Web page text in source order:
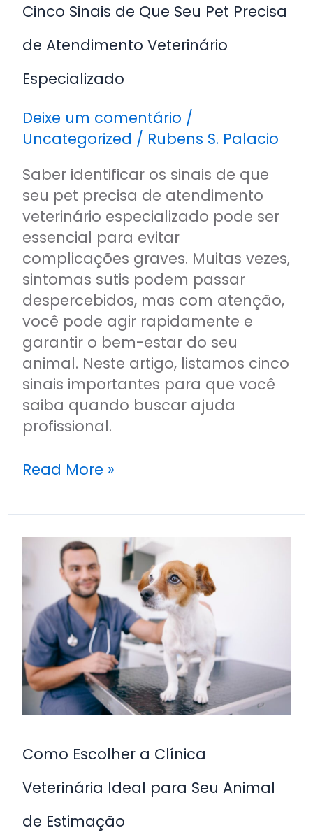
Cinco Sinais de Que Seu Pet Precisa
de Atendimento Veterinário
Especializado
Deixe um comentário /
Uncategorized / Rubens S. Palacio
Saber identificar os sinais de que
seu pet precisa de atendimento
veterinário especializado pode ser
essencial para evitar
complicações graves. Muitas vezes,
sintomas sutis podem passar
despercebidos, mas com atenção,
você pode agir rapidamente e
garantir o bem-estar do seu
animal. Neste artigo, listamos cinco
sinais importantes para que você
saiba quando buscar ajuda
profissional.
Especializado
Read More »
Como Escolher a Clínica
Veterinária Ideal para Seu Animal
de Estimação
Como
Escolher
a
Clínica
Veterinária
Ideal
para
Seu
Animal
Estimação